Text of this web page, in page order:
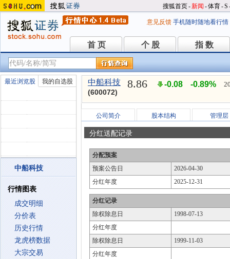
搜狐首页-新闻 -体育-S
意见反馈 手机随时随地看行情
首 页
首 页 个 股
个 股 指 数
指 数
最近浏览股 我的自选股
中船科技
行情图表
成交明细
分价表
历史行情
龙虎榜数据
大宗交易
中船科技
(600072)
8.86 -0.08 -0.89%
公司简介 股本结构 管理层
分红送配记录
分配预案
预案公告日
2026-04-30
分红年度
2025-12-31
分红记录
除权除息日
1998-07-13
分红年度
除权除息日
1999-11-03
分红年度